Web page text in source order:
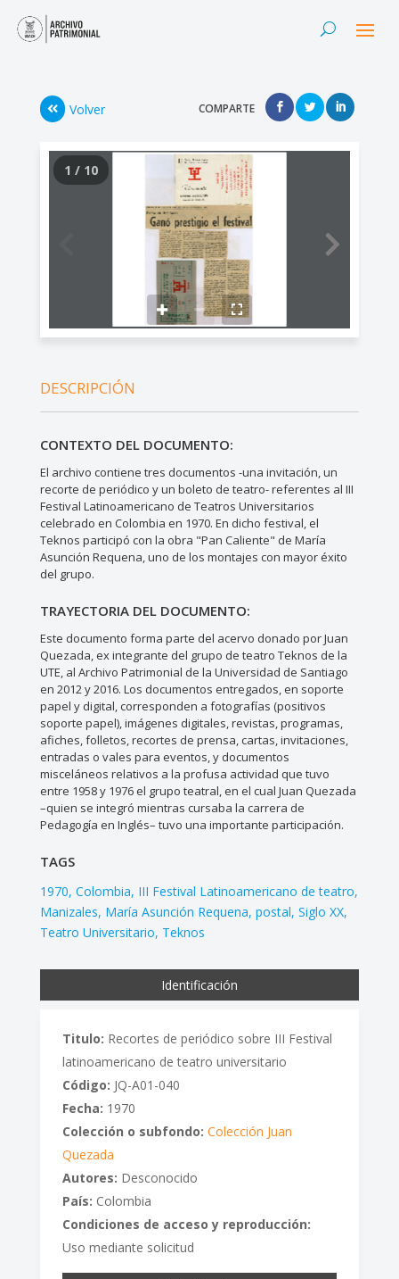
Volver COMPARTE
1 / 10
DESCRIPCIÓN
CONTEXTO DEL DOCUMENTO:
El archivo contiene tres documentos -una invitación, un
recorte de periódico y un boleto de teatro- referentes al III
Festival Latinoamericano de Teatros Universitarios
celebrado en Colombia en 1970. En dicho festival, el
Teknos participó con la obra "Pan Caliente" de María
Asunción Requena, uno de los montajes con mayor éxito
del grupo.
TRAYECTORIA DEL DOCUMENTO:
Este documento forma parte del acervo donado por Juan
Quezada, ex integrante del grupo de teatro Teknos de la
UTE, al Archivo Patrimonial de la Universidad de Santiago
en 2012 y 2016. Los documentos entregados, en soporte
papel y digital, corresponden a fotografías (positivos
soporte papel), imágenes digitales, revistas, programas,
afiches, folletos, recortes de prensa, cartas, invitaciones,
entradas o vales para eventos, y documentos
misceláneos relativos a la profusa actividad que tuvo
entre 1958 y 1976 el grupo teatral, en el cual Juan Quezada
–quien se integró mientras cursaba la carrera de
Pedagogía en Inglés– tuvo una importante participación.
TAGS
1970 Colombia III Festival Latinoamericano de teatro
Manizales María Asunción Requena postal Siglo XX
Teatro Universitario Teknos
Identificación
Titulo: Recortes de periódico sobre III Festival
latinoamericano de teatro universitario
Código: JQ-A01-040
Fecha: 1970
Colección o subfondo: Colección Juan
Quezada
Autores: Desconocido
País: Colombia
Condiciones de acceso y reproducción:
Uso mediante solicitud